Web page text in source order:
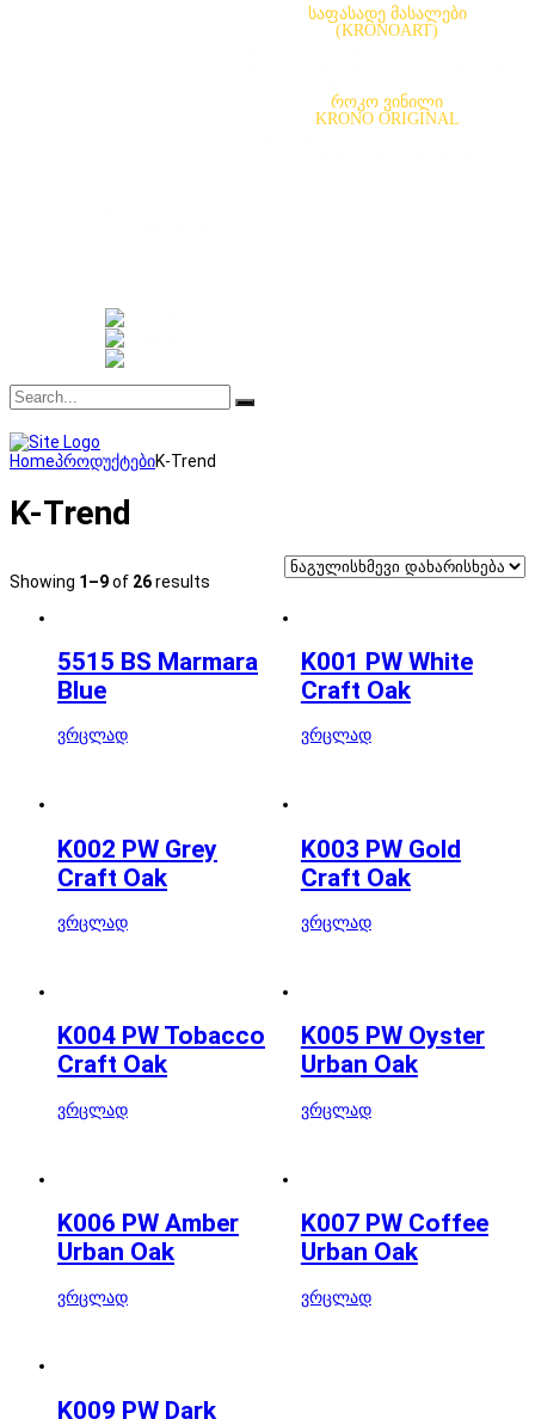
საფასადე მასალები
(KRONOART)
როკო ვინილი
KRONO ORIGINAL
HomeპროდუქტებიK-Trend
K-Trend
Showing 1–9of 26results
5515 BS Marmara
Blue
ვრცლად
K001 PW White
Craft Oak
ვრცლად
K002 PW Grey
Craft Oak
ვრცლად
K003 PW Gold
Craft Oak
ვრცლად
K004 PW Tobacco
Craft Oak
ვრცლად
K005 PW Oyster
Urban Oak
ვრცლად
K006 PW Amber
Urban Oak
ვრცლად
K007 PW Coffee
Urban Oak
ვრცლად
K009 PW Dark